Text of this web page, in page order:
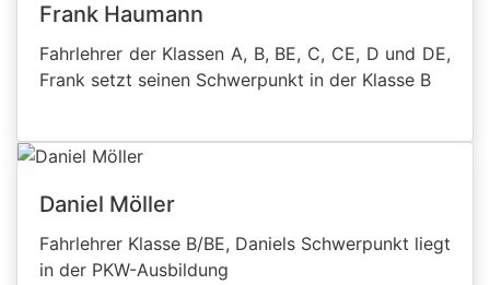
Frank Haumann
Fahrlehrer der Klassen A, B, BE, C, CE, D und DE,
Frank setzt seinen Schwerpunkt in der Klasse B
Daniel Möller
Fahrlehrer Klasse B/BE, Daniels Schwerpunkt liegt
in der PKW-Ausbildung